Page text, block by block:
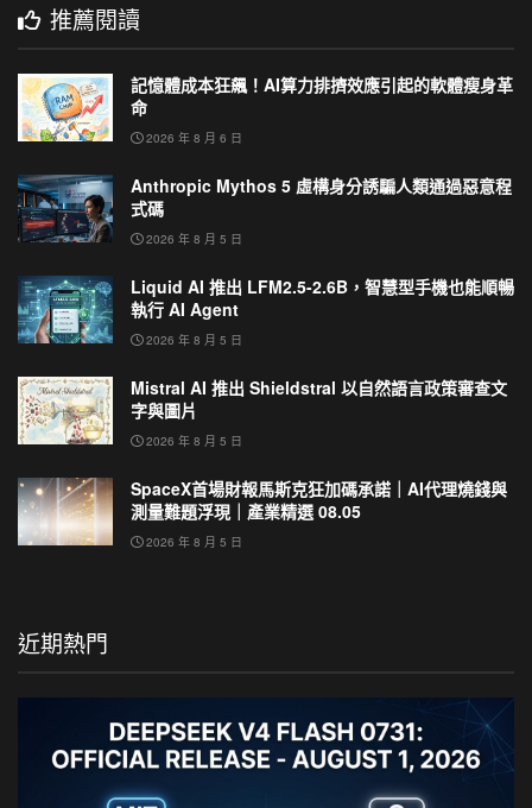
推薦閱讀
記憶體成本狂飆！AI算力排擠效應引起的軟體瘦身革
命
2026 年 8 月 6 日
Anthropic Mythos 5 虛構身分誘騙人類通過惡意程
式碼
2026 年 8 月 5 日
Liquid AI 推出 LFM2.5-2.6B，智慧型手機也能順暢
執行 AI Agent
2026 年 8 月 5 日
Mistral AI 推出 Shieldstral 以自然語言政策審查文
字與圖片
2026 年 8 月 5 日
SpaceX首場財報馬斯克狂加碼承諾｜AI代理燒錢與
測量難題浮現｜產業精選 08.05
2026 年 8 月 5 日
近期熱門